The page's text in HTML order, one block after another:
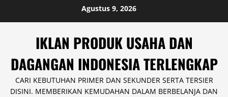
Agustus 9, 2026
IKLAN PRODUK USAHA DAN
DAGANGAN INDONESIA TERLENGKAP
CARI KEBUTUHAN PRIMER DAN SEKUNDER SERTA TERSIER
DISINI. MEMBERIKAN KEMUDAHAN DALAM BERBELANJA DAN